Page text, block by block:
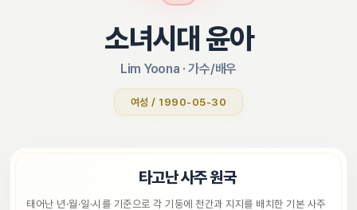
소녀시대 윤아
Lim Yoona · 가수/배우
여성 / 1990-05-30
타고난 사주 원국
태어난 년·월·일·시를 기준으로 각 기둥에 천간과 지지를 배치한 기본 사주